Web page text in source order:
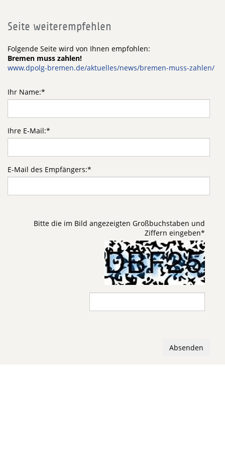
Seite weiterempfehlen
Folgende Seite wird von Ihnen empfohlen:
Bremen muss zahlen!
www.dpolg-bremen.de/aktuelles/news/bremen-muss-zahlen/
Ihr Name:*
Ihre E-Mail:*
E-Mail des Empfängers:*
Bitte die im Bild angezeigten Großbuchstaben und
Ziffern eingeben*
Absenden